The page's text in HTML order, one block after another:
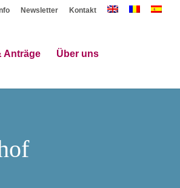
Newsletter Kontakt
Anträge Über uns